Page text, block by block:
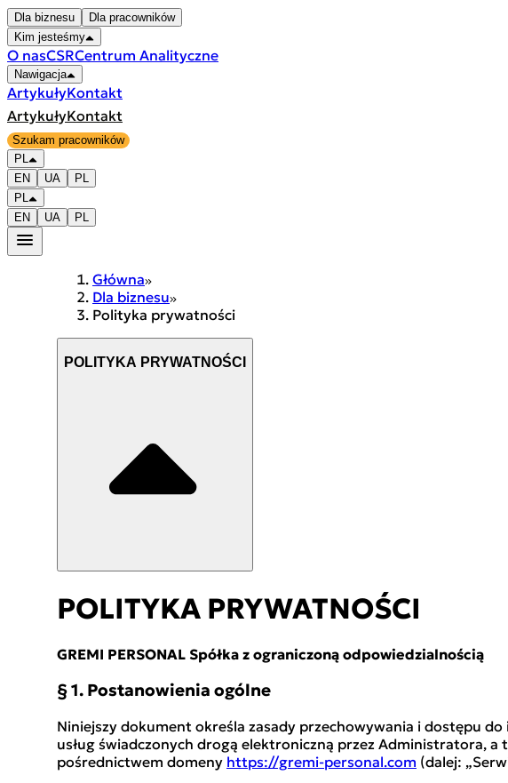
Dla biznesu
Dla pracowników
Kim jesteśmy
O nasCSRCentrum Analityczne
Nawigacja
ArtykułyKontakt
ArtykułyKontakt
Szukam pracowników
PL
EN
UA
PL
PL
EN
UA PL
Główna
Dla biznesu
Polityka prywatności
POLITYKA PRYWATNOŚCI
POLITYKA PRYWATNOŚCI
GREMI PERSONAL Spółka z ograniczoną odpowiedzialnością
§ 1. Postanowienia ogólne
Niniejszy dokument określa zasady przechowywania i dostępu
usług świadczonych drogą elektroniczną przez Administratora,
pośrednictwem domeny https://gremi-personal.com (dalej: